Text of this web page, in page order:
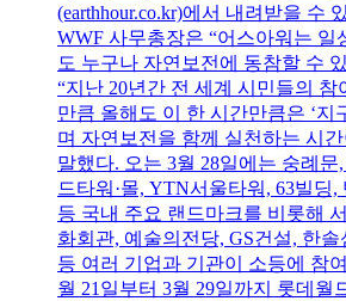
(earthhour.co.kr)에서 내려받을 수
WWF 사무총장은 “어스아워는 일
도 누구나 자연보전에 동참할 수
“지난 20년간 전 세계 시민들의
만큼 올해도 이 한 시간만큼은 ‘지
며 자연보전을 함께 실천하는 시
말했다. 오는 3월 28일에는 숭례문
드타워·몰, YTN서울타워, 63빌딩,
등 국내 주요 랜드마크를 비롯해
화회관, 예술의전당, GS건설, 한
등 여러 기업과 기관이 소등에 참
월 21일부터 3월 29일까지 롯데월